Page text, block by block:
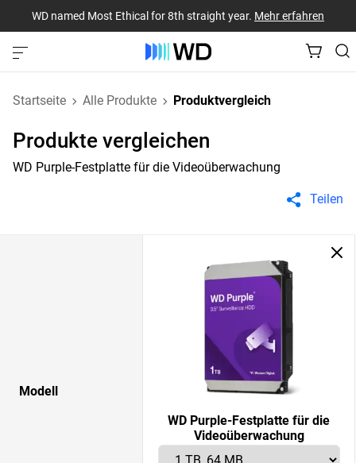
WD named Most Ethical for 8th straight year. Mehr erfahren
Startseite Alle Produkte Produktvergleich
Produkte vergleichen
WD Purple-Festplatte für die Videoüberwachung
Teilen
Modell
WD Purple-Festplatte für die
Videoüberwachung